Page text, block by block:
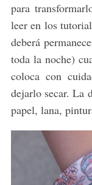
para
leer en los
deberá
toda la noche)
coloca con
dejarlo secar. La
papel, lana,